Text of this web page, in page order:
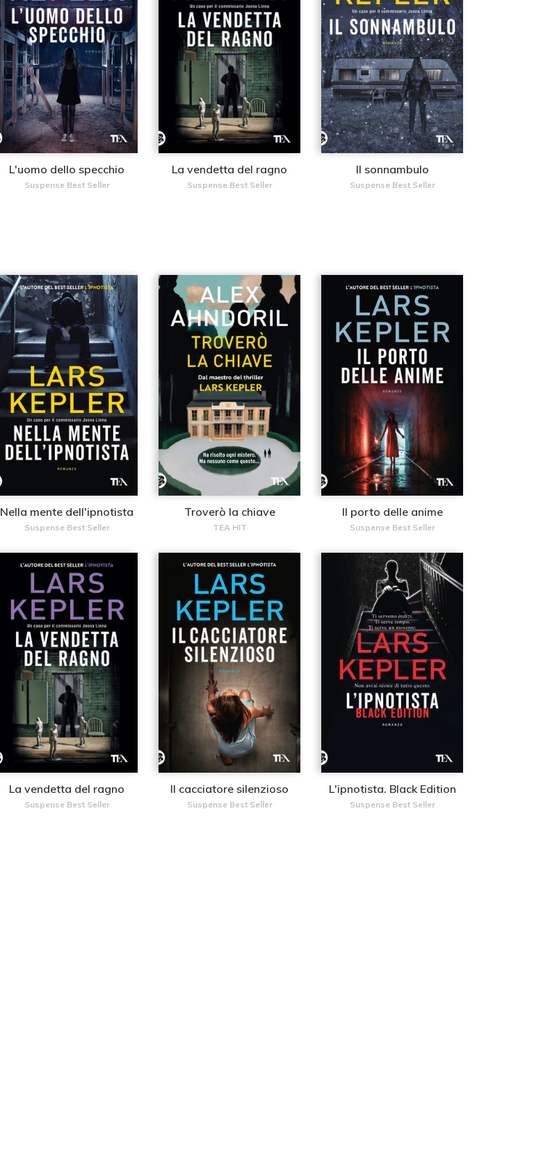
L'uomo dello specchio
Suspense Best Seller
La vendetta del ragno
Suspense Best Seller
Il sonnambulo
Suspense Best Seller
Nella mente dell'ipnotista
Suspense Best Seller
Troverò la chiave
TEA HIT
Il porto delle anime
Suspense Best Seller
La vendetta del ragno
Suspense Best Seller
Il cacciatore silenzioso
Suspense Best Seller
L'ipnotista. Black Edition
Suspense Best Seller